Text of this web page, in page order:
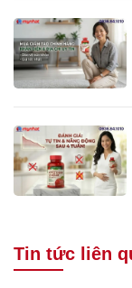
Tin tức liên